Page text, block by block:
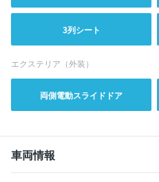
3列シート
エクステリア（外装）
両側電動スライドドア
車両情報